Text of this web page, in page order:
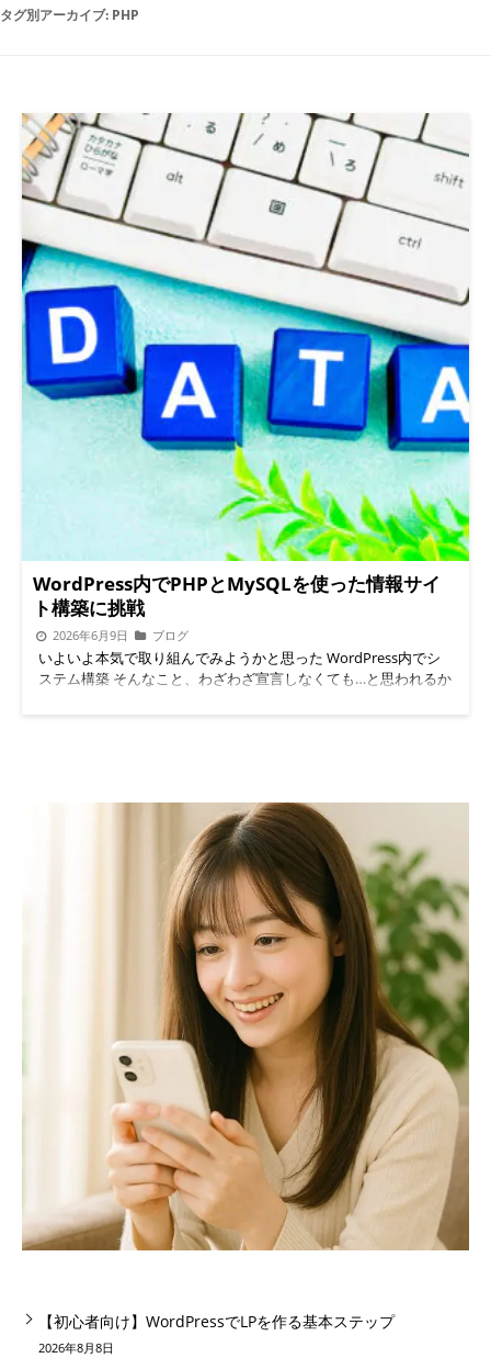
タグ別アーカイブ: PHP
WordPress内でPHPとMySQLを使った情報サイ
ト構築に挑戦
2026年6月9日 ブログ
いよいよ本気で取り組んでみようかと思った WordPress内でシ
ステム構築 そんなこと、わざわざ宣言しなくても…と思われるか
いてみよう、そう自分に言い聞かせたのです。 いったい何をし
ようというのか？？ 簡単に言えば、PHPプログラムと
MySQL(MariaDB)、各種APIを使って何かしらの情報サイトを作
ろうと考えています。 なぜわざわざWordPress内で作るのか？
PHPプログラムは私の中では容易に作れます。簡単に言えばJRA
の競馬出馬表の書き出しプログラムは容易に作れます。ただ、デ
ザイン、HTMLが得意ではないのです。その点WordPressであれ
ば、様々なデザインテーマがありますし、それらのデザインに乗
っけられれば容易だなと思い、その方向で検討しています。 続
【初心者向け】WordPressでLPを作る基本ステップ
2026年8月8日